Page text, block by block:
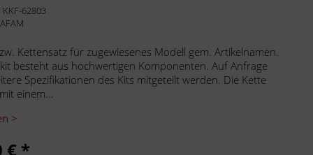
KKF-62803
AFAM
Kettensatz für zugewiesenes Modell gem. Artikelnamen.
besteht aus hochwertigen Komponenten. Auf Anfrage
Spezifikationen des Kits mitgeteilt werden. Die Kette
einem...
>
€ *